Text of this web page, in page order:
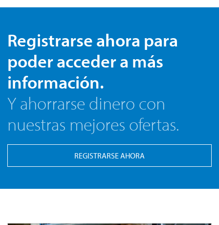
Registrarse ahora para
poder acceder a más
información.
Y ahorrarse dinero con
nuestras mejores ofertas.
REGISTRARSE AHORA